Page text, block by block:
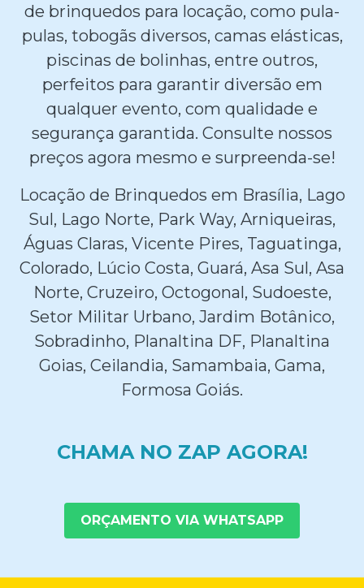
de brinquedos para locação, como pula-
pulas, tobogãs diversos, camas elásticas,
piscinas de bolinhas, entre outros,
perfeitos para garantir diversão em
qualquer evento, com qualidade e
segurança garantida. Consulte nossos
preços agora mesmo e surpreenda-se!
Locação de Brinquedos em Brasília, Lago
Sul, Lago Norte, Park Way, Arniqueiras,
Águas Claras, Vicente Pires, Taguatinga,
Colorado, Lúcio Costa, Guará, Asa Sul, Asa
Norte, Cruzeiro, Octogonal, Sudoeste,
Setor Militar Urbano, Jardim Botânico,
Sobradinho, Planaltina DF, Planaltina
Goias, Ceilandia, Samambaia, Gama,
Formosa Goiás.
CHAMA NO ZAP AGORA!
ORÇAMENTO VIA WHATSAPP